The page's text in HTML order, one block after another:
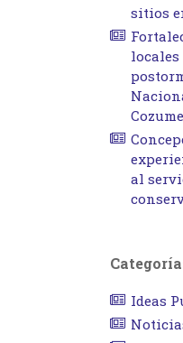
sitios
locales
al
Ideas